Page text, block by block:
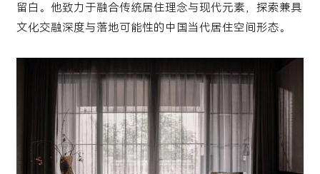
留白。他致力于融合传统居住理念与现代元素，探索兼具
文化交融深度与落地可能性的中国当代居住空间形态。